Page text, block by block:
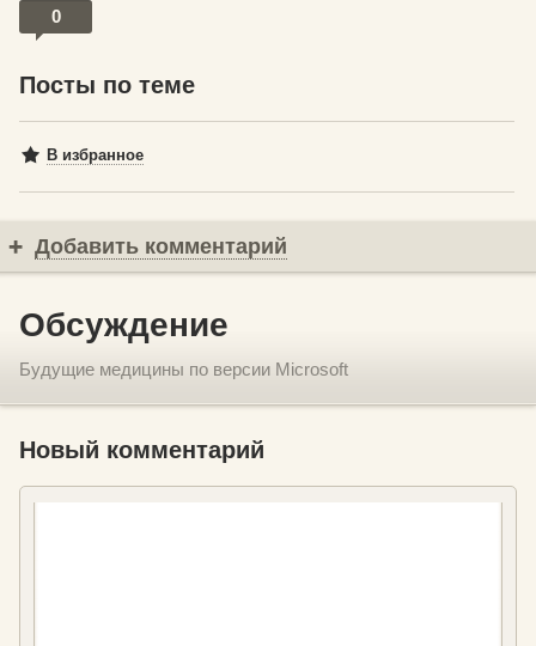
0
Посты по теме
В избранное
Добавить комментарий
Обсуждение
Будущие медицины по версии Microsoft
Новый комментарий